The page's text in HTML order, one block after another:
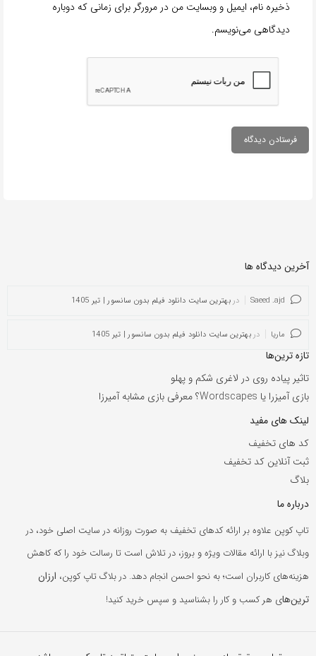
ذخیره نام، ایمیل و وبسایت من در مرورگر برای زمانی که دوباره
دیدگاهی می‌نویسم.
آخرین دیدگاه ها
Saeed .ajd در بهترین سایت دانلود فیلم بدون سانسور | تیر 1405
ماریا در بهترین سایت دانلود فیلم بدون سانسور | تیر 1405
تازه ترین‌ها
تاثیر پیاده روی در لاغری شکم و پهلو
بازی آمیزرا یا Wordscapes؟ معرفی بازی مشابه آمیرزا
لینک های مفید
کد های تخفیف
ثبت آنلاین کد تخفیف
بلاگ
درباره ما
تاپ کوپن علاوه بر ارائه کدهای تخفیف به صورت روزانه در سایت اصلی خود، در
وبلاگ نیز با ارائه مقالات ویژه و بروز، در تلاش است تا رسالت خود را که کاهش
هزینه‌های کاربران است؛ به نحو احسن انجام دهد. در بلاگ تاپ کوپن، ارزان
ترین‌های هر کسب و کار را بشناسید و سپس خرید کنید!